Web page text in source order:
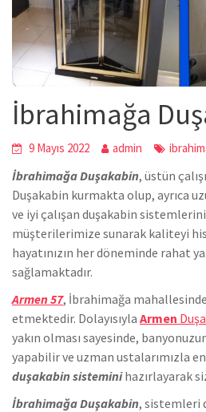
İbrahimağa
9 Mayıs 2022 admin
İbrahimağa Duşakabin, üstün
Duşakabin kurmakta olup, ayrıca
ve iyi çalışan duşakabin
müşterilerimize sunarak kaliteyi
hayatınızın her döneminde rahat
sağlamaktadır.
Armen 57, İbrahimağa mahallesinde
etmektedir. Dolayısıyla Armen
yakın olması sayesinde,
yapabilir ve uzman ustalarımızla
duşakabin sisteminihazırlayarak
İbrahimağa Duşakabin, sistemleri